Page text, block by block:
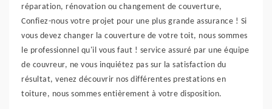
réparation, rénovation ou changement de couverture,
Confiez-nous votre projet pour une plus grande assurance ! Si
vous devez changer la couverture de votre toit, nous sommes
le professionnel qu'il vous faut ! service assuré par une équipe
de couvreur, ne vous inquiétez pas sur la satisfaction du
résultat, venez découvrir nos différentes prestations en
toiture, nous sommes entièrement à votre disposition.